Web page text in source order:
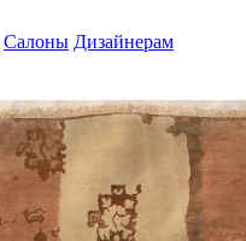
Салоны Дизайнерам